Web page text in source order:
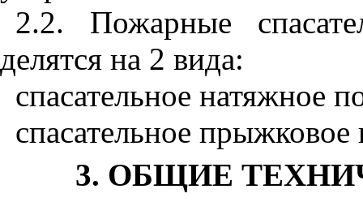
2.2. Пожарные
делятся на 2 вида:
спасательное натяжное
спасательное прыжковое
3. ОБЩИЕ